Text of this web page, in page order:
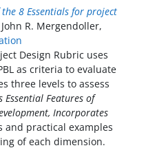
8 Essentials for project
R. Mergendoller,
Design Rubric uses
as criteria to evaluate
three levels to assess
Essential Features of
Incorporates
and practical examples
of each dimension.